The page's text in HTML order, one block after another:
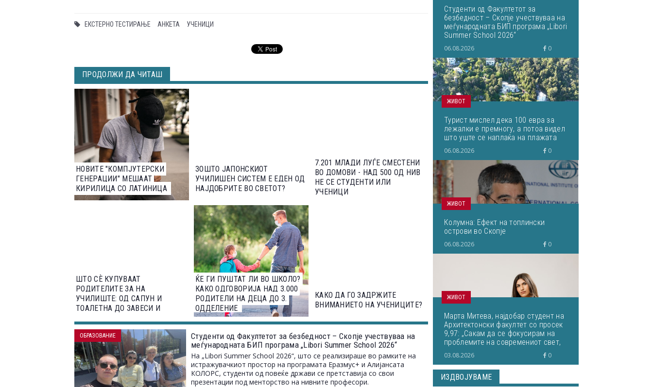
ЕКСТЕРНО ТЕСТИРАЊЕ АНКЕТА УЧЕНИЦИ
ПРОДОЛЖИ ДА ЧИТАШ
НОВИТЕ "КОМПЈУТЕРСКИ
ГЕНЕРАЦИИ" МЕШААТ
КИРИЛИЦА СО ЛАТИНИЦА
ЗОШТО ЈАПОНСКИОТ
УЧИЛИШЕН СИСТЕМ Е ЕДЕН ОД
НАЈДОБРИТЕ ВО СВЕТОТ?
7.201 МЛАДИ ЛУЃЕ СМЕСТЕНИ
ВО ДОМОВИ - НАД 500 ОД НИВ
НЕ СЕ СТУДЕНТИ ИЛИ
УЧЕНИЦИ
ШТО СЀ КУПУВААТ
РОДИТЕЛИТЕ ЗА НА
УЧИЛИШТЕ: ОД САПУН И
ТОАЛЕТНА ДО ЗАВЕСИ И
ЌЕ ГИ ПУШТАТ ЛИ ВО ШКОЛО?
КАКО ОДГОВОРИЈА НАД 3.000
РОДИТЕЛИ НА ДЕЦА ДО 3.
ОДДЕЛЕНИЕ
КАКО ДА ГО ЗАДРЖИТЕ
ВНИМАНИЕТО НА УЧЕНИЦИТЕ?
Студенти од Факултетот за безбедност – Скопје учествуваа на
меѓународната БИП програма „Libori Summer School 2026“
На „Libori Summer School 2026“, што се реализираше во рамките на
истражувачкиот простор на програмата Еразмус+ и Алијансата
КОЛОРС, студенти од повеќе држави се претставија со свои
презентации под менторство на нивните професори.
ОБРАЗОВАНИЕ
Студенти од Факултетот за
безбедност – Скопје учествуваа на
меѓународната БИП програма „Libori
Summer School 2026“
06.08.2026 0
ЖИВОТ
Турист мислел дека 100 евра за
лежалки е премногу, а потоа видел
што уште се наплаќа на плажата
06.08.2026 0
ЖИВОТ
Колумна: Ефект на топлински
острови во Скопје
06.08.2026 0
ЖИВОТ
Марта Митева, најдобар студент на
Архитектонски факултет со просек
9,97: „Сакам да се фокусирам на
проблемите на современиот свет,
особено при изнаоѓањето
одржливи решенија“
03.08.2026 0
ИЗДВОЈУВАМЕ